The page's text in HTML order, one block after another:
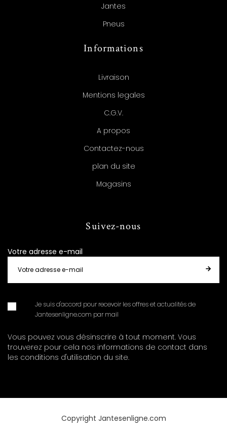
Jantes
Pneus
Informations
Livraison
Mentions legales
C.G.V.
A propos
Contactez-nous
plan du site
Magasins
Suivez-nous
Votre adresse e-mail
Je suis d'accord pour recevoir les offres et actualités de
Jantesenligne.com par mail
Vous pouvez vous désinscrire à tout moment. Vous
trouverez pour cela nos informations de contact dans
les conditions d'utilisation du site.
Copyright Jantesenligne.com